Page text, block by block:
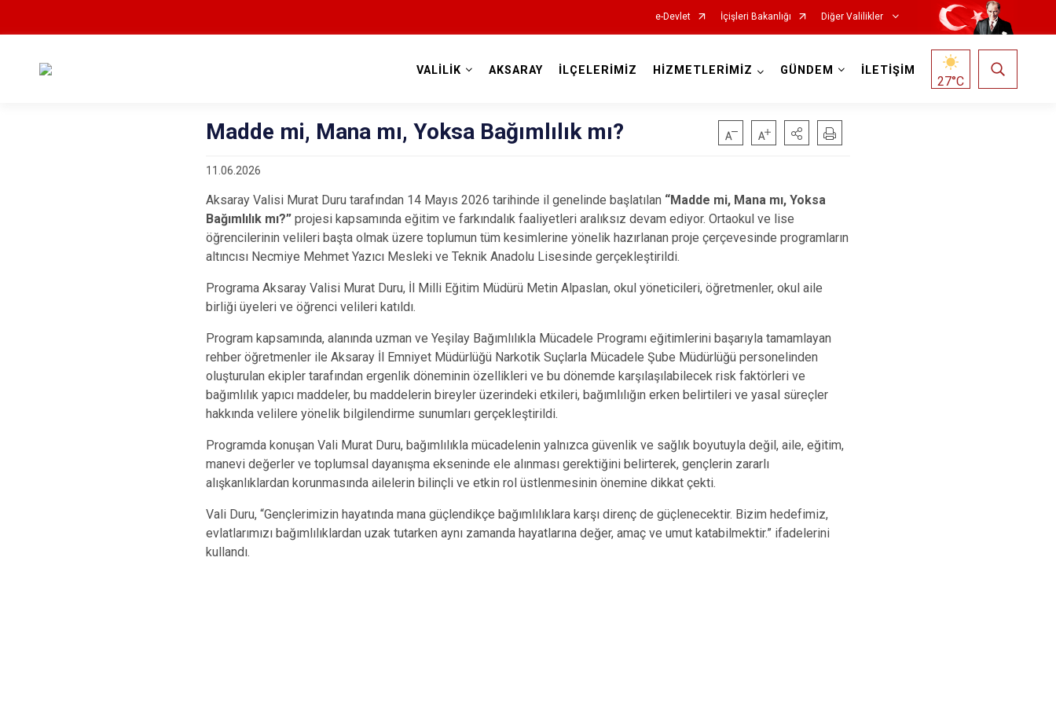
e-Devlet İçişleri Bakanlığı Diğer Valilikler
VALİLİK AKSARAY İLÇELERİMİZ HİZMETLERİMİZ GÜNDEM İLETİŞİM
27°C
Madde mi, Mana mı, Yoksa Bağımlılık mı?
11.06.2026
Aksaray Valisi Murat Duru tarafından 14 Mayıs 2026 tarihinde il genelinde başlatılan “Madde mi, Mana mı, Yoksa
Bağımlılık mı?” projesi kapsamında eğitim ve farkındalık faaliyetleri aralıksız devam ediyor. Ortaokul ve lise
öğrencilerinin velileri başta olmak üzere toplumun tüm kesimlerine yönelik hazırlanan proje çerçevesinde programların
altıncısı Necmiye Mehmet Yazıcı Mesleki ve Teknik Anadolu Lisesinde gerçekleştirildi.
Programa Aksaray Valisi Murat Duru, İl Milli Eğitim Müdürü Metin Alpaslan, okul yöneticileri, öğretmenler, okul aile
birliği üyeleri ve öğrenci velileri katıldı.
Program kapsamında, alanında uzman ve Yeşilay Bağımlılıkla Mücadele Programı eğitimlerini başarıyla tamamlayan
rehber öğretmenler ile Aksaray İl Emniyet Müdürlüğü Narkotik Suçlarla Mücadele Şube Müdürlüğü personelinden
oluşturulan ekipler tarafından ergenlik döneminin özellikleri ve bu dönemde karşılaşılabilecek risk faktörleri ve
bağımlılık yapıcı maddeler, bu maddelerin bireyler üzerindeki etkileri, bağımlılığın erken belirtileri ve yasal süreçler
hakkında velilere yönelik bilgilendirme sunumları gerçekleştirildi.
Programda konuşan Vali Murat Duru, bağımlılıkla mücadelenin yalnızca güvenlik ve sağlık boyutuyla değil, aile, eğitim,
manevi değerler ve toplumsal dayanışma ekseninde ele alınması gerektiğini belirterek, gençlerin zararlı
alışkanlıklardan korunmasında ailelerin bilinçli ve etkin rol üstlenmesinin önemine dikkat çekti.
Vali Duru, “Gençlerimizin hayatında mana güçlendikçe bağımlılıklara karşı direnç de güçlenecektir. Bizim hedefimiz,
evlatlarımızı bağımlılıklardan uzak tutarken aynı zamanda hayatlarına değer, amaç ve umut katabilmektir.” ifadelerini
kullandı.